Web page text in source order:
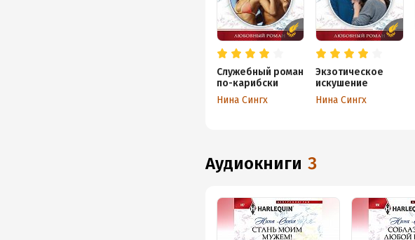
Служебный роман
по-карибски
Нина Сингх
Экзотическое
искушение
Нина Сингх
аудиокниги 3